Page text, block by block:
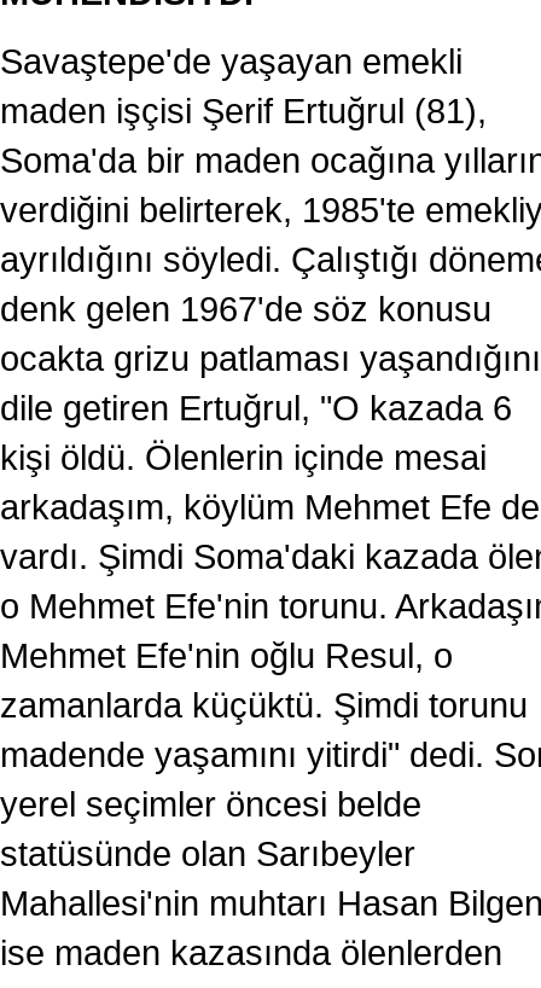
Savaştepe'de yaşayan emekli
maden işçisi Şerif Ertuğrul (81),
Soma'da bir maden ocağına
verdiğini belirterek, 1985'te
ayrıldığını söyledi. Çalıştığı
denk gelen 1967'de söz konusu
ocakta grizu patlaması yaşandığını
dile getiren Ertuğrul, "O kazada 6
kişi öldü. Ölenlerin içinde mesai
arkadaşım, köylüm Mehmet Efe de
vardı. Şimdi Soma'daki kazada
o Mehmet Efe'nin torunu.
Mehmet Efe'nin oğlu Resul, o
zamanlarda küçüktü. Şimdi torunu
madende yaşamını yitirdi" dedi.
yerel seçimler öncesi belde
statüsünde olan Sarıbeyler
Mahallesi'nin muhtarı Hasan
ise maden kazasında ölenlerden